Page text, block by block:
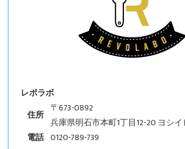
レボラボ
住所
〒673-0892
兵庫県明石市本町1丁目12-20 ヨシイ
電話 0120-789-739